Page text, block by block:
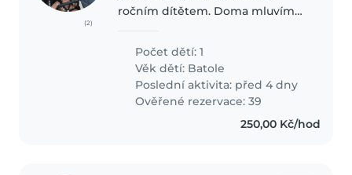
(2)
ročním dítětem. Doma mluvíme
Máme malého přátelského
pejska.
Počet dětí: 1
Věk dětí: Batole
Poslední aktivita: před 4 dny
Ověřené rezervace: 39
250,00 Kč/hod